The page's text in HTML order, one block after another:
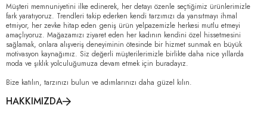
Müşteri memnuniyetini ilke edinerek, her detayı özenle seçtiğimiz ürünlerimizle
fark yaratıyoruz. Trendleri takip ederken kendi tarzımızı da yansıtmayı ihmal
etmiyor, her zevke hitap eden geniş ürün yelpazemizle herkesi mutlu etmeyi
amaçlıyoruz. Mağazamızı ziyaret eden her kadının kendini özel hissetmesini
sağlamak, onlara alışveriş deneyiminin ötesinde bir hizmet sunmak en büyük
motivasyon kaynağımız. Siz değerli müşterilerimizle birlikte daha nice yıllarda
moda ve şıklık yolculuğumuza devam etmek için buradayız.
Bize katılın, tarzınızı bulun ve adımlarınızı daha güzel kılın.
HAKKIMIZDA